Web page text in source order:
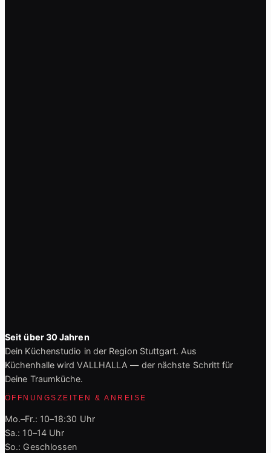
Seit über 30 Jahren
Dein Küchenstudio in der Region Stuttgart. Aus
Küchenhalle wird VALLHALLA — der nächste Schritt für
Deine Traumküche.
ÖFFNUNGSZEITEN & ANREISE
Mo.–Fr.: 10–18:30 Uhr
Sa.: 10–14 Uhr
So.: Geschlossen